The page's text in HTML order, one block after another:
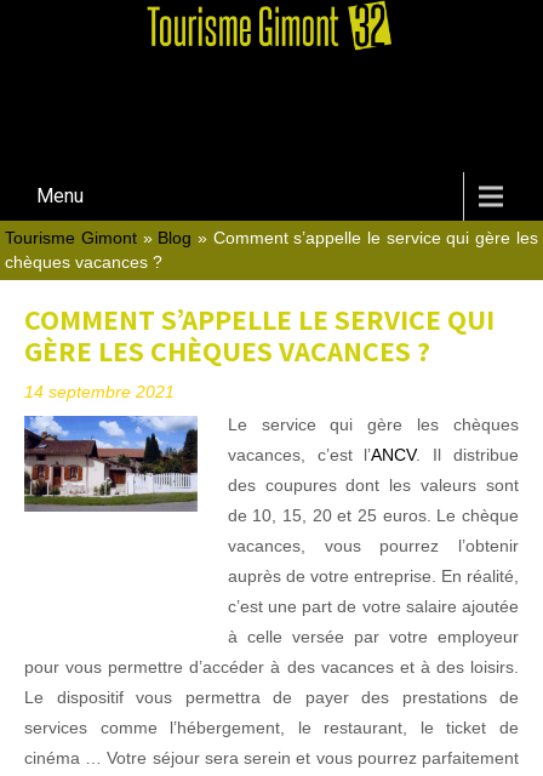
Menu
Tourisme Gimont » Blog » Comment s’appelle le service qui gère les
chèques vacances ?
COMMENT S’APPELLE LE SERVICE QUI
GÈRE LES CHÈQUES VACANCES ?
14 septembre 2021
Le service qui gère les chèques
vacances, c’est l’ANCV. Il distribue
des coupures dont les valeurs sont
de 10, 15, 20 et 25 euros. Le chèque
vacances, vous pourrez l’obtenir
auprès de votre entreprise. En réalité,
c’est une part de votre salaire ajoutée
à celle versée par votre employeur
pour vous permettre d’accéder à des vacances et à des loisirs.
Le dispositif vous permettra de payer des prestations de
services comme l’hébergement, le restaurant, le ticket de
cinéma … Votre séjour sera serein et vous pourrez parfaitement